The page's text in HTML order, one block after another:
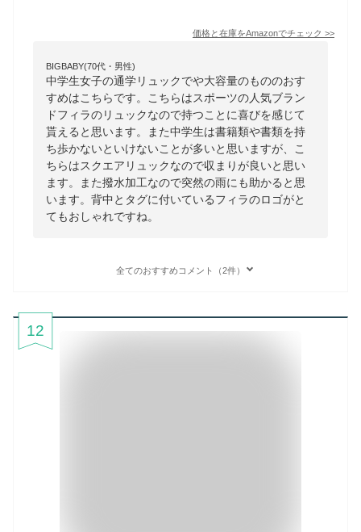
価格と在庫をAmazonでチェック >>
BIGBABY(70代・男性)
中学生女子の通学リュックでや大容量のもののおす
すめはこちらです。こちらはスポーツの人気ブラン
ドフィラのリュックなので持つことに喜びを感じて
貰えると思います。また中学生は書籍類や書類を持
ち歩かないといけないことが多いと思いますが、こ
ちらはスクエアリュックなので収まりが良いと思い
ます。また撥水加工なので突然の雨にも助かると思
います。背中とタグに付いているフィラのロゴがと
てもおしゃれですね。
全てのおすすめコメント（2件）
12